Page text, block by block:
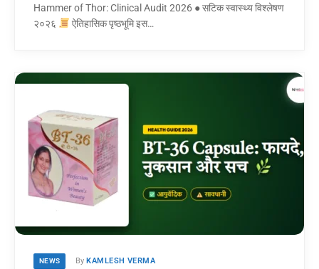
Hammer of Thor: Clinical Audit 2026 ● सटिक स्वास्थ्य विश्लेषण
२०२६
ऐतिहासिक पृष्ठभूमि इस…
NEWS By KAMLESH VERMA